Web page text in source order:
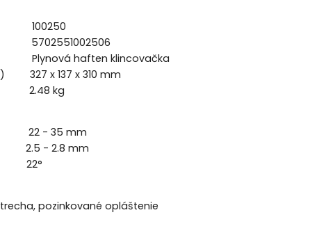
100250
haften klincovačka
327 x 137 x 310 mm
kg
- 35 mm
- 2.8 mm
pozinkované opláštenie